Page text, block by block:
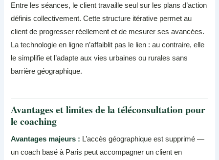
Entre les séances, le client travaille seul sur les plans d’action
définis collectivement. Cette structure itérative permet au
client de progresser réellement et de mesurer ses avancées.
La technologie en ligne n’affaiblit pas le lien : au contraire, elle
le simplifie et l’adapte aux vies urbaines ou rurales sans
barrière géographique.
Avantages et limites de la téléconsultation pour
le coaching
Avantages majeurs : L’accès géographique est supprimé —
un coach basé à Paris peut accompagner un client en